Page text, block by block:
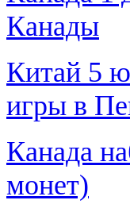
Канады
Китай 5
игры в
Канада
монет)